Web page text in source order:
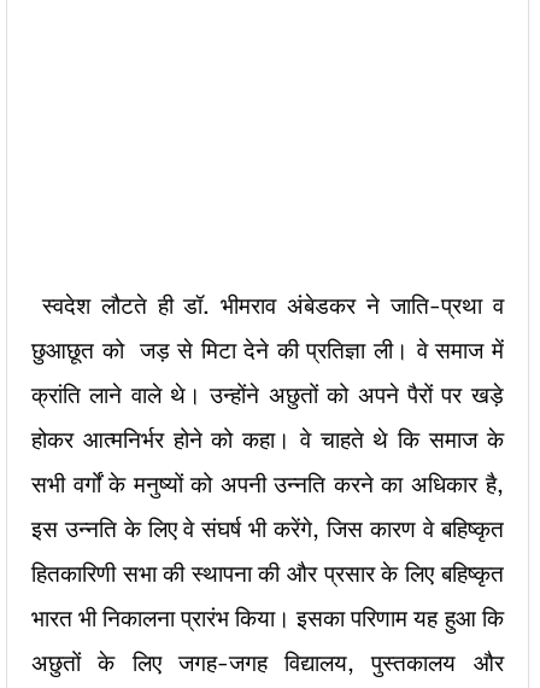
स्वदेश लौटते ही डॉ. भीमराव अंबेडकर ने जाति-प्रथा व
छुआछूत को जड़ से मिटा देने की प्रतिज्ञा ली। वे समाज में
क्रांति लाने वाले थे। उन्होंने अछुतों को अपने पैरों पर खड़े
होकर आत्मनिर्भर होने को कहा। वे चाहते थे कि समाज के
सभी वर्गों के मनुष्यों को अपनी उन्नति करने का अधिकार है,
इस उन्नति के लिए वे संघर्ष भी करेंगे, जिस कारण वे बहिष्कृत
हितकारिणी सभा की स्थापना की और प्रसार के लिए बहिष्कृत
भारत भी निकालना प्रारंभ किया। इसका परिणाम यह हुआ कि
अछुतों के लिए जगह-जगह विद्यालय, पुस्तकालय और